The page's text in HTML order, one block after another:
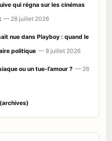
qui régna sur les cinémas
— 28 juillet 2026
nue dans Playboy : quand le
politique — 8 juillet 2026
ou un tue-l’amour ? — 26